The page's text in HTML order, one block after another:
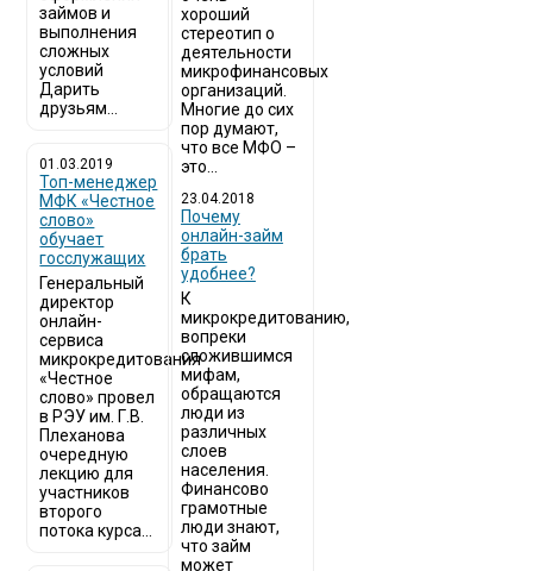
займов и
выполнения
сложных
условий
Дарить
друзьям...
01.03.2019
Топ-менеджер
МФК «Честное
слово»
обучает
госслужащих
Генеральный
директор
онлайн-
сервиса
микрокредитования
«Честное
слово» провел
в РЭУ им. Г.В.
Плеханова
очередную
лекцию для
участников
второго
потока курса...
хороший
стереотип о
деятельности
микрофинансовых
организаций.
Многие до сих
пор думают,
что все МФО –
это...
23.04.2018
Почему
онлайн-займ
брать
удобнее?
К
микрокредитованию,
вопреки
сложившимся
мифам,
обращаются
люди из
различных
слоев
населения.
Финансово
грамотные
люди знают,
что займ
может